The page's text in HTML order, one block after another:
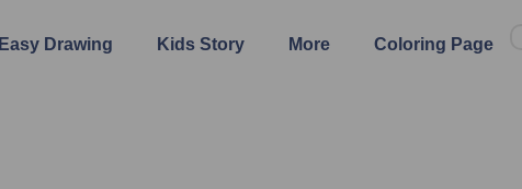
Easy Drawing Kids Story More Coloring Page